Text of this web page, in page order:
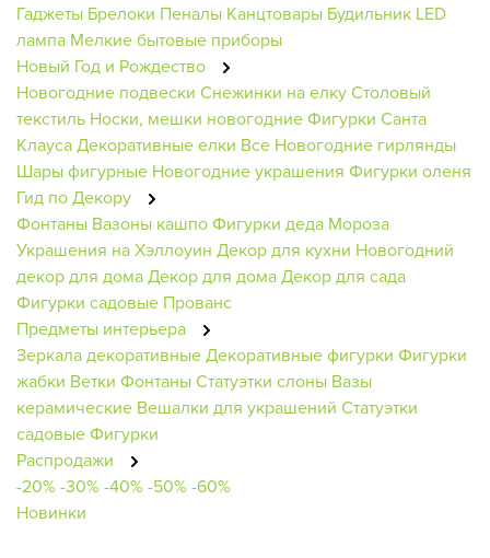
Гаджеты Брелоки Пеналы Канцтовары Будильник LED
лампа Мелкие бытовые приборы
Новый Год и Рождество
Новогодние подвески Снежинки на елкуСтоловый
текстиль Носки, мешки новогодниеФигурки Санта
КлаусаДекоративные елки Все Новогодние гирлянды
Шары фигурные Новогодние украшения Фигурки оленя
Гид по Декору
Фонтаны Вазоны кашпоФигурки деда Мороза
Украшения на Хэллоуин Декор для кухни Новогодний
декор для домаДекор для домаДекор для сада
Фигурки садовые Прованс
Предметы интерьера
Зеркала декоративныеДекоративные фигурки Фигурки
жабки Ветки ФонтаныСтатуэтки слоны Вазы
керамические Вешалки для украшений Статуэтки
садовыеФигурки
Распродажи
-20%-30%-40%-50%-60%
Новинки